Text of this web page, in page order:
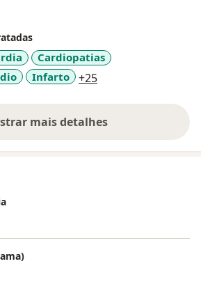
Cardiopatias
Infarto +25
mais detalhes
sobre a experiência